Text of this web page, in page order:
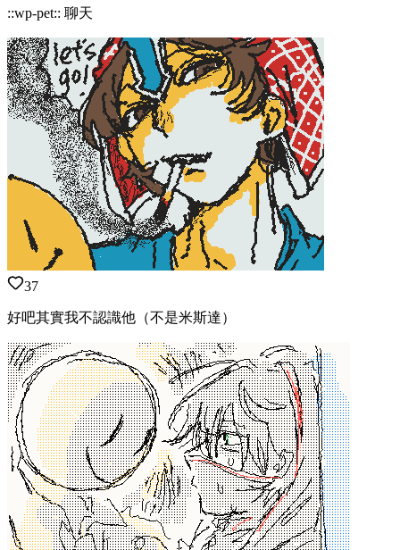
::wp-pet:: 聊天
37
好吧其實我不認識他（不是米斯達）